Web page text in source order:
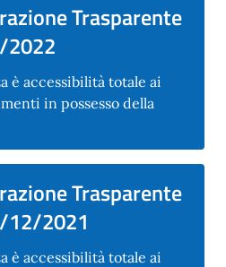
Trasparente
è accessibilità totale ai
in possesso della
Trasparente
12/2021
è accessibilità totale ai